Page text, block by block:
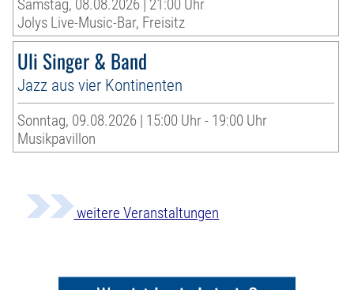
Samstag, 08.08.2026 | 21:00 Uhr
Jolys Live-Music-Bar, Freisitz
Uli Singer & Band
Jazz aus vier Kontinenten
Sonntag, 09.08.2026 | 15:00 Uhr - 19:00 Uhr
Musikpavillon
weitere Veranstaltungen